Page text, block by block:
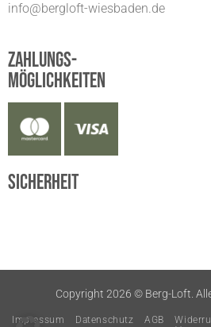
info@bergloft-wiesbaden.de
Zahlungs-
möglichkeiten
Sicherheit
Copyright 2026 © Berg-Loft.
Impressum Datenschutz AGB